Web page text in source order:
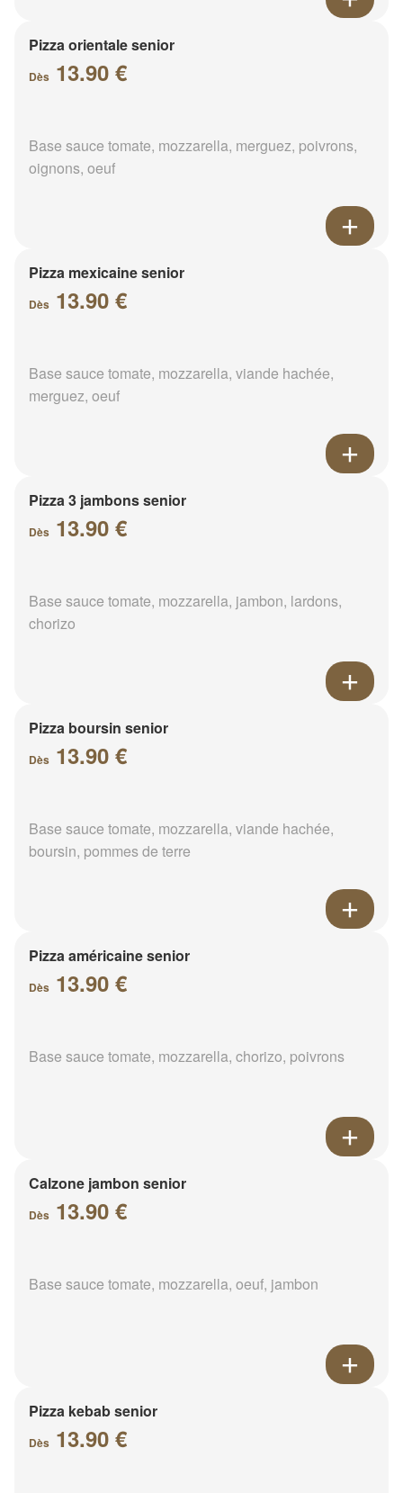
Pizza orientale senior
Dès 13.90 €
Base sauce tomate, mozzarella, merguez, poivrons,
oignons, oeuf
Pizza mexicaine senior
Dès 13.90 €
Base sauce tomate, mozzarella, viande hachée,
merguez, oeuf
Pizza 3 jambons senior
Dès 13.90 €
Base sauce tomate, mozzarella, jambon, lardons,
chorizo
Pizza boursin senior
Dès 13.90 €
Base sauce tomate, mozzarella, viande hachée,
boursin, pommes de terre
Pizza américaine senior
Dès 13.90 €
Base sauce tomate, mozzarella, chorizo, poivrons
Calzone jambon senior
Dès 13.90 €
Base sauce tomate, mozzarella, oeuf, jambon
Pizza kebab senior
Dès 13.90 €